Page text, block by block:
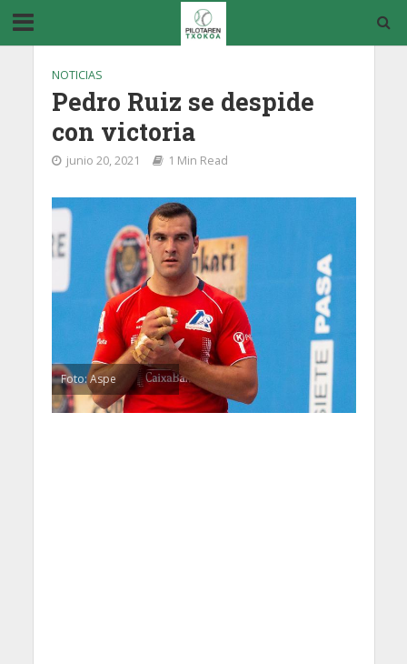
NOTICIAS
Pedro Ruiz se despide
con victoria
junio 20, 2021 1 Min Read
Foto: Aspe